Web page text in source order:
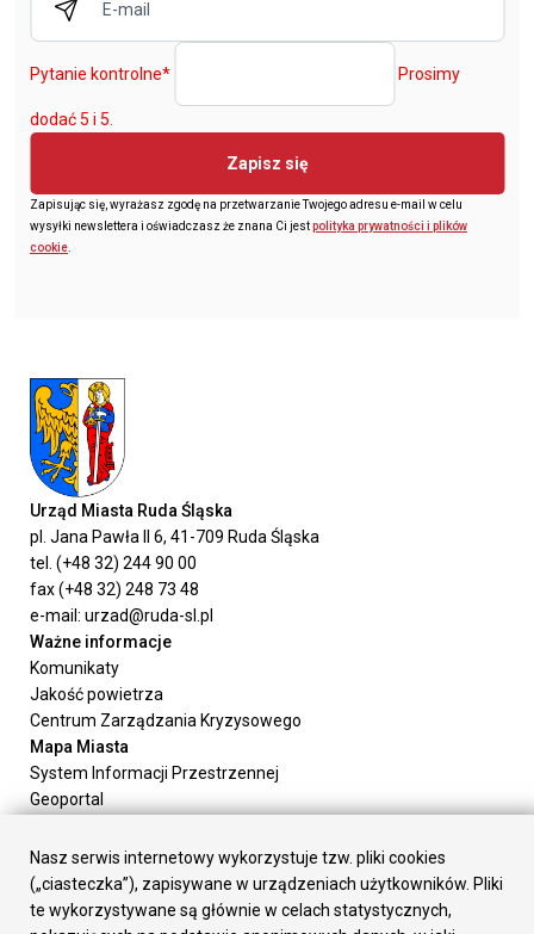
Pytanie kontrolne* Prosimy
dodać 5 i 5.
Zapisz się
Zapisując się, wyrażasz zgodę na przetwarzanie Twojego adresu e-mail w celu
wysyłki newslettera i oświadczasz że znana Ci jestpolityka prywatności i plików
cookie
Urząd Miasta Ruda Śląska
pl. Jana Pawła II 6, 41-709 Ruda Śląska
tel. (+48 32) 244 90 00
fax (+48 32) 248 73 48
e-mail: urzad@ruda-sl.pl
Ważne informacje
Komunikaty
Jakość powietrza
Centrum Zarządzania Kryzysowego
Mapa Miasta
System Informacji Przestrzennej
Geoportal
Załatw sprawę
Prezydent Miasta
Rada Miasta
Wydziały
Nasz serwis internetowy wykorzystuje tzw. pliki cookies
(„ciasteczka”), zapisywane w urządzeniach użytkowników. Pliki
te wykorzystywane są głównie w celach statystycznych,